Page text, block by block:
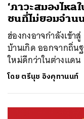
‘ภาวะสมองไหล
ชนที่ไม่ยอมจำน
ฮ่องกงอาจกำลังเข้า
บ้านเกิด ออกจากถิ่น
ใหม่ดีกว่าในต่างแดน
โดย ตรีนุช อิงคุทานนท์